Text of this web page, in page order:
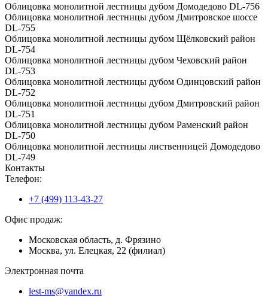
Облицовка монолитной лестницы дубом Домодедово DL-756
Облицовка монолитной лестницы дубом Дмитровское шоссе
DL-755
Облицовка монолитной лестницы дубом Щёлковский район
DL-754
Облицовка монолитной лестницы дубом Чеховский район
DL-753
Облицовка монолитной лестницы дубом Одинцовский район
DL-752
Облицовка монолитной лестницы дубом Дмитровский район
DL-751
Облицовка монолитной лестницы дубом Раменский район
DL-750
Облицовка монолитной лестницы лиственницей Домодедово
DL-749
Контакты
Телефон:
+7 (499) 113-43-27
Офис продаж:
Московская область, д. Фрязино
Москва, ул. Елецкая, 22 (филиал)
Электронная почта
lest-ms@yandex.ru